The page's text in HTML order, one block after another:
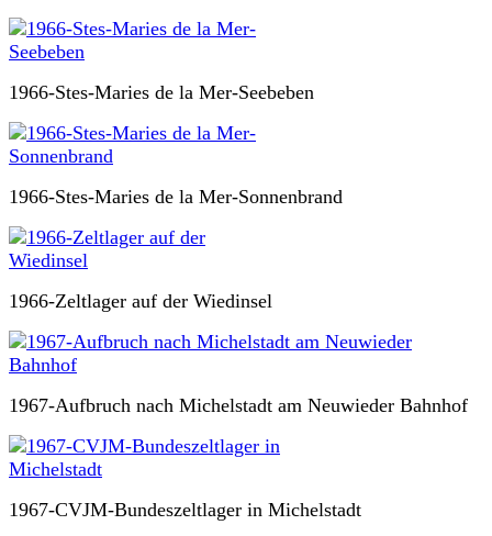
1966-Stes-Maries de la Mer-Seebeben
1966-Stes-Maries de la Mer-Sonnenbrand
1966-Zeltlager auf der Wiedinsel
1967-Aufbruch nach Michelstadt am Neuwieder Bahnhof
1967-CVJM-Bundeszeltlager in Michelstadt